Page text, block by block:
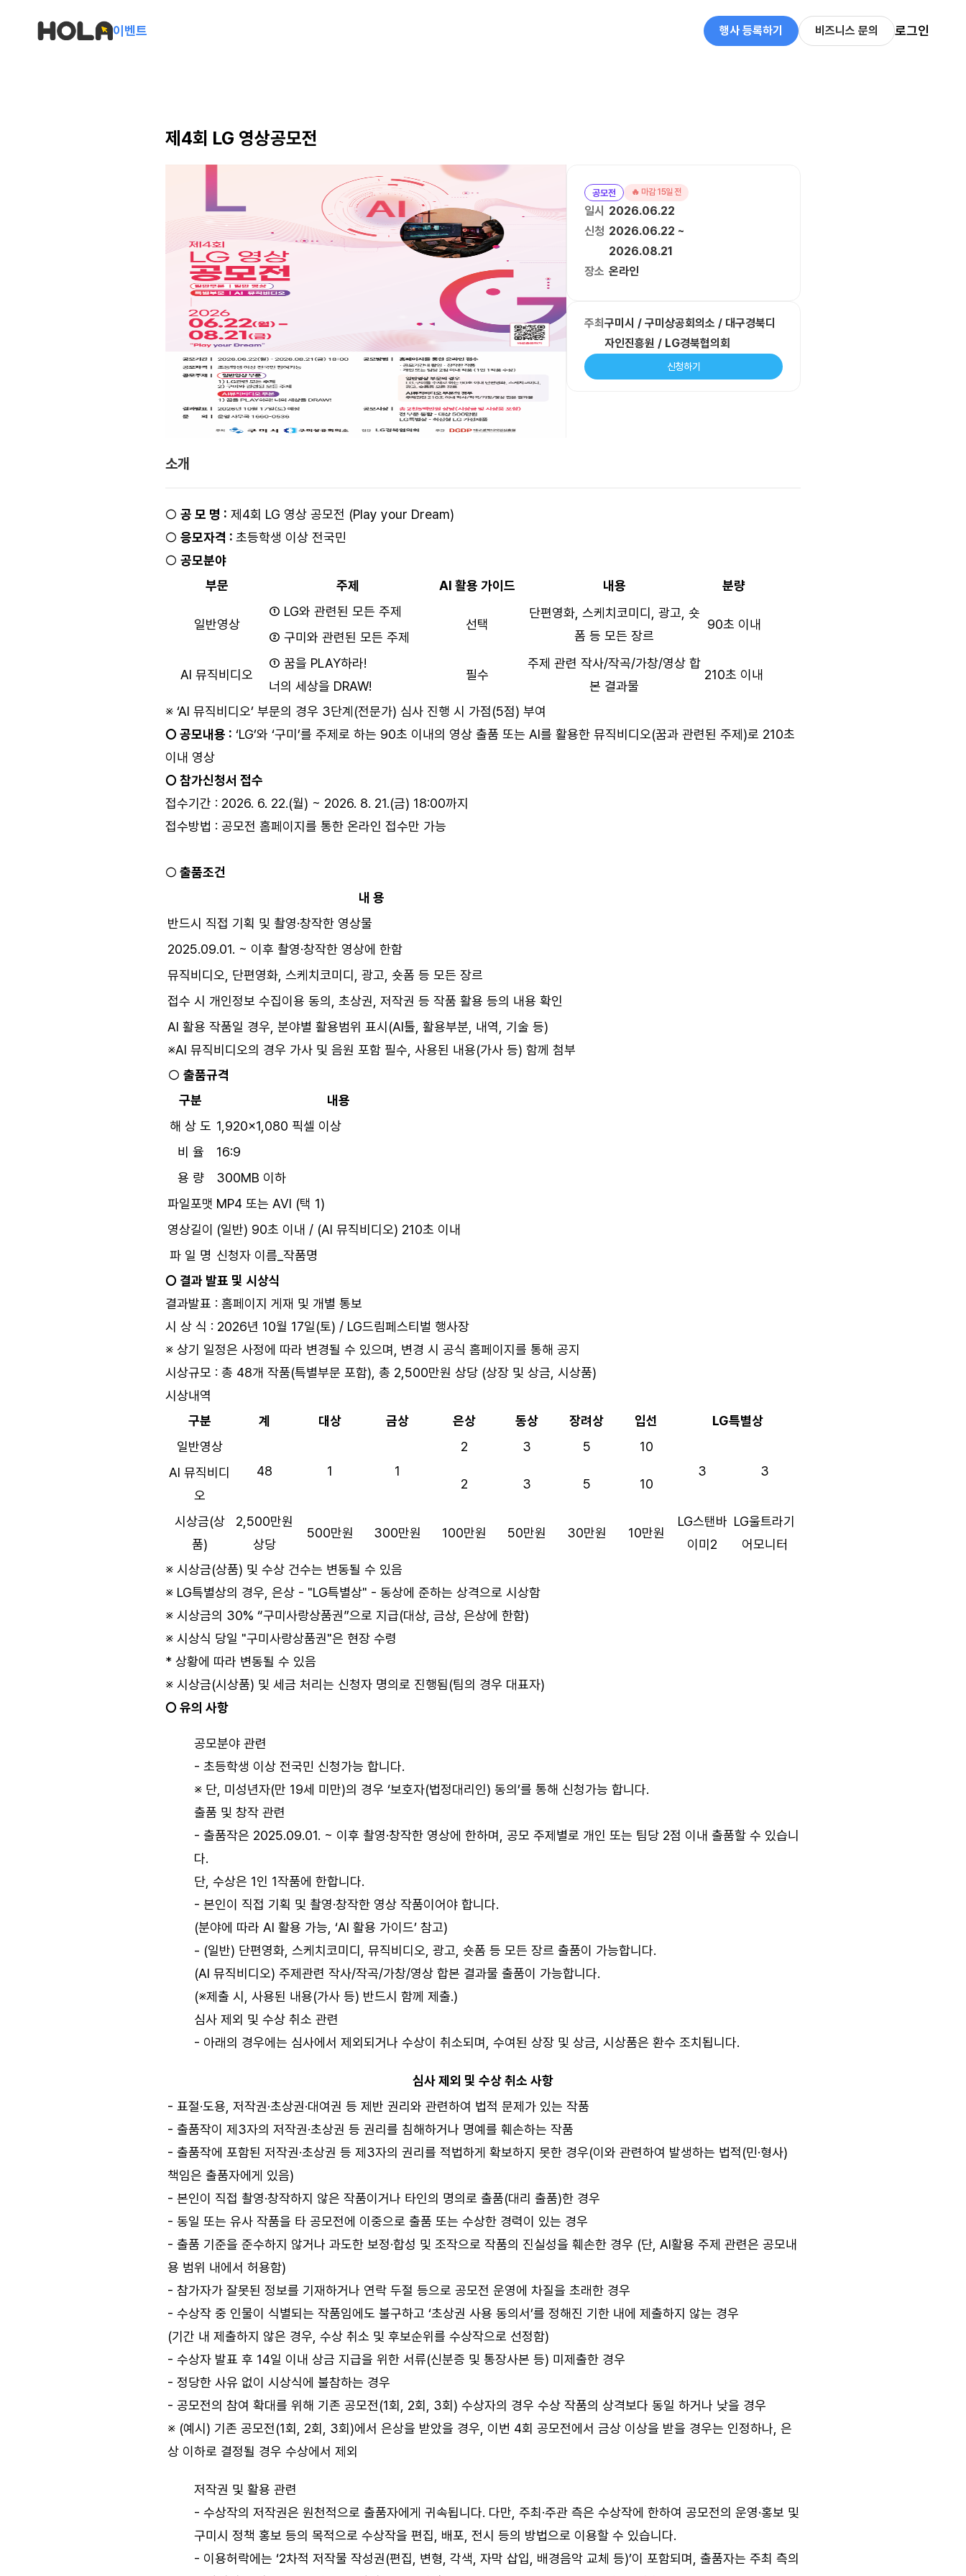
이벤트 행사 등록하기 비즈니스 문의 로그인
제4회 LG 영상공모전
공모전 🔥 마감 15일 전
일시
2026.06.22
신청 2026.06.22 ~
2026.08.21
장소 온라인
주최 구미시 / 구미상공회의소 / 대구경북디
자인진흥원 / LG경북협의회
신청하기
소개
○ 공 모 명 : 제4회 LG 영상 공모전 (Play your Dream)
○ 응모자격 : 초등학생 이상 전국민
○ 공모분야
부문
주제 AI 활용 가이드 내용 분량
일반영상
① LG와 관련된 모든 주제
선택
단편영화, 스케치코미디, 광고, 숏
폼 등 모든 장르
90초 이내
② 구미와 관련된 모든 주제
AI 뮤직비디오
① 꿈을 PLAY하라!
너의 세상을 DRAW!
필수
주제 관련 작사/작곡/가창/영상 합
본 결과물
210초 이내
※ ‘AI 뮤직비디오’ 부문의 경우 3단계(전문가) 심사 진행 시 가점(5점) 부여
○ 공모내용 : ‘LG’와 ‘구미’를 주제로 하는 90초 이내의 영상 출품 또는 AI를 활용한 뮤직비디오(꿈과 관련된 주제)로 210초
이내 영상
○ 참가신청서 접수
접수기간 : 2026. 6. 22.(월) ~ 2026. 8. 21.(금) 18:00까지
접수방법 : 공모전 홈페이지를 통한 온라인 접수만 가능
○ 출품조건
내 용
반드시 직접 기획 및 촬영·창작한 영상물
2025.09.01. ~ 이후 촬영·창작한 영상에 한함
뮤직비디오, 단편영화, 스케치코미디, 광고, 숏폼 등 모든 장르
접수 시 개인정보 수집이용 동의, 초상권, 저작권 등 작품 활용 등의 내용 확인
AI 활용 작품일 경우, 분야별 활용범위 표시(AI툴, 활용부분, 내역, 기술 등)
※AI 뮤직비디오의 경우 가사 및 음원 포함 필수, 사용된 내용(가사 등) 함께 첨부
○ 출품규격
구분
내용
해 상 도 1,920×1,080 픽셀 이상
비 율
16:9
용 량
300MB 이하
파일포맷 MP4 또는 AVI (택 1)
영상길이
(일반) 90초 이내 / (AI 뮤직비디오) 210초 이내
파 일 명 신청자 이름_작품명
○ 결과 발표 및 시상식
결과발표 : 홈페이지 게재 및 개별 통보
시 상 식 : 2026년 10월 17일(토) / LG드림페스티벌 행사장
※ 상기 일정은 사정에 따라 변경될 수 있으며, 변경 시 공식 홈페이지를 통해 공지
시상규모 : 총 48개 작품(특별부문 포함), 총 2,500만원 상당 (상장 및 상금, 시상품)
시상내역
구분
계 대상 금상 은상 동상 장려상 입선
LG특별상
일반영상
48
1 1
2 3 5
10
3
3
AI 뮤직비디
오
2 3 5 10
시상금(상
품)
2,500만원
상당
500만원 300만원 100만원 50만원 30만원 10만원
LG스탠바
이미2
LG울트라기
어모니터
※ 시상금(상품) 및 수상 건수는 변동될 수 있음
※ LG특별상의 경우, 은상 - "LG특별상" - 동상에 준하는 상격으로 시상함
※ 시상금의 30% “구미사랑상품권”으로 지급(대상, 금상, 은상에 한함)
※ 시상식 당일 "구미사랑상품권"은 현장 수령
* 상황에 따라 변동될 수 있음
※ 시상금(시상품) 및 세금 처리는 신청자 명의로 진행됨(팀의 경우 대표자)
○ 유의 사항
공모분야 관련
- 초등학생 이상 전국민 신청가능 합니다.
※ 단, 미성년자(만 19세 미만)의 경우 ‘보호자(법정대리인) 동의’를 통해 신청가능 합니다.
출품 및 창작 관련
- 출품작은 2025.09.01. ~ 이후 촬영·창작한 영상에 한하며, 공모 주제별로 개인 또는 팀당 2점 이내 출품할 수 있습니
다.
단, 수상은 1인 1작품에 한합니다.
- 본인이 직접 기획 및 촬영·창작한 영상 작품이어야 합니다.
(분야에 따라 AI 활용 가능, ‘AI 활용 가이드’ 참고)
- (일반) 단편영화, 스케치코미디, 뮤직비디오, 광고, 숏폼 등 모든 장르 출품이 가능합니다.
(AI 뮤직비디오) 주제관련 작사/작곡/가창/영상 합본 결과물 출품이 가능합니다.
(※제출 시, 사용된 내용(가사 등) 반드시 함께 제출.)
심사 제외 및 수상 취소 관련
- 아래의 경우에는 심사에서 제외되거나 수상이 취소되며, 수여된 상장 및 상금, 시상품은 환수 조치됩니다.
심사 제외 및 수상 취소 사항
- 표절·도용, 저작권·초상권·대여권 등 제반 권리와 관련하여 법적 문제가 있는 작품
- 출품작이 제3자의 저작권·초상권 등 권리를 침해하거나 명예를 훼손하는 작품
- 출품작에 포함된 저작권·초상권 등 제3자의 권리를 적법하게 확보하지 못한 경우(이와 관련하여 발생하는 법적(민·형사)
책임은 출품자에게 있음)
- 본인이 직접 촬영·창작하지 않은 작품이거나 타인의 명의로 출품(대리 출품)한 경우
- 동일 또는 유사 작품을 타 공모전에 이중으로 출품 또는 수상한 경력이 있는 경우
- 출품 기준을 준수하지 않거나 과도한 보정·합성 및 조작으로 작품의 진실성을 훼손한 경우 (단, AI활용 주제 관련은 공모내
용 범위 내에서 허용함)
- 참가자가 잘못된 정보를 기재하거나 연락 두절 등으로 공모전 운영에 차질을 초래한 경우
- 수상작 중 인물이 식별되는 작품임에도 불구하고 ‘초상권 사용 동의서’를 정해진 기한 내에 제출하지 않는 경우
(기간 내 제출하지 않은 경우, 수상 취소 및 후보순위를 수상작으로 선정함)
- 수상자 발표 후 14일 이내 상금 지급을 위한 서류(신분증 및 통장사본 등) 미제출한 경우
- 정당한 사유 없이 시상식에 불참하는 경우
- 공모전의 참여 확대를 위해 기존 공모전(1회, 2회, 3회) 수상자의 경우 수상 작품의 상격보다 동일 하거나 낮을 경우
※ (예시) 기존 공모전(1회, 2회, 3회)에서 은상을 받았을 경우, 이번 4회 공모전에서 금상 이상을 받을 경우는 인정하나, 은
상 이하로 결정될 경우 수상에서 제외
저작권 및 활용 관련
- 수상작의 저작권은 원천적으로 출품자에게 귀속됩니다. 다만, 주최·주관 측은 수상작에 한하여 공모전의 운영·홍보 및
구미시 정책 홍보 등의 목적으로 수상작을 편집, 배포, 전시 등의 방법으로 이용할 수 있습니다.
- 이용허락에는 ‘2차적 저작물 작성권(편집, 변형, 각색, 자막 삽입, 배경음악 교체 등)’이 포함되며, 출품자는 주최 측의